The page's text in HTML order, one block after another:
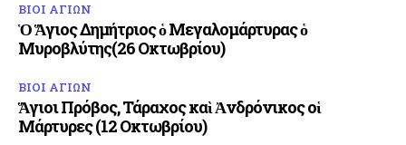
ΒΙΟΙ ΑΓΙΩΝ
Ὁ Ἅγιος Δημήτριος ὁ Μεγαλομάρτυρας ὁ
Μυροβλύτης(26 Οκτωβρίου)
ΒΙΟΙ ΑΓΙΩΝ
Ἅγιοι Πρόβος, Τάραχος καὶ Ἀνδρόνικος οἱ
Μάρτυρες (12 Οκτωβρίου)